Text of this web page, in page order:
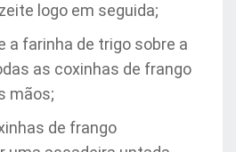
logo em seguida;
a farinha de trigo sobre a
as coxinhas de frango
mãos;
de frango